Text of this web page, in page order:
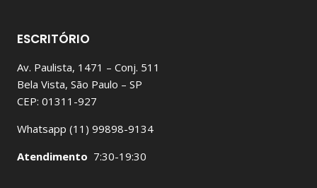
ESCRITÓRIO
Av. Paulista, 1471 – Conj. 511
Bela Vista, São Paulo – SP
CEP: 01311-927
Whatsapp (11) 99898-9134
Atendimento 7:30-19:30